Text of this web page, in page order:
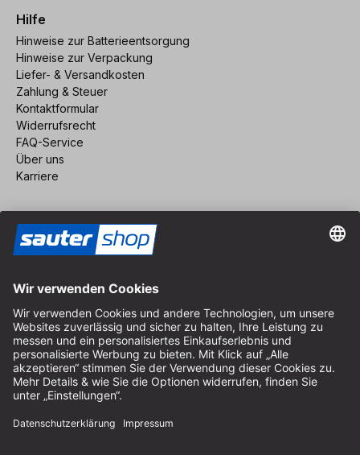
Hilfe
Hinweise zur Batterieentsorgung
Hinweise zur Verpackung
Liefer- & Versandkosten
Zahlung & Steuer
Kontaktformular
Widerrufsrecht
FAQ-Service
Über uns
Karriere
Impressum
AGB
Datenschutz
Cookie-Einstellungen
© 2026 sauter GmbH